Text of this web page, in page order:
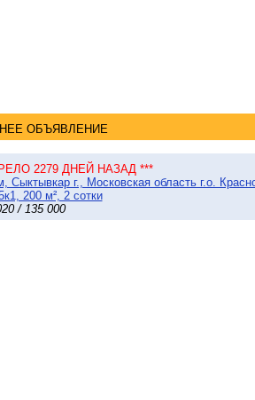
ОБЪЯВЛЕНИЕ
2279 ДНЕЙ НАЗАД ***
Сыктывкар г., Московская область г.о.
200 м², 2 сотки
/ 135 000